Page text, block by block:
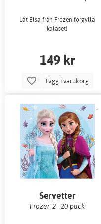
Låt Elsa från Frozen förgylla
kalaset!
149 kr
Lägg i varukorg
Servetter
Frozen 2 - 20-pack